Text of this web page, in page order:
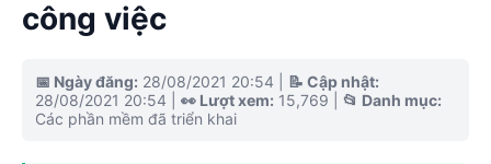
công việc
📅 Ngày đăng: 28/08/2021 20:54
📝 Cập nhật:
28/08/2021 20:54
👀 Lượt xem: 15,769
📂 Danh mục:
Các phần mềm đã triển khai